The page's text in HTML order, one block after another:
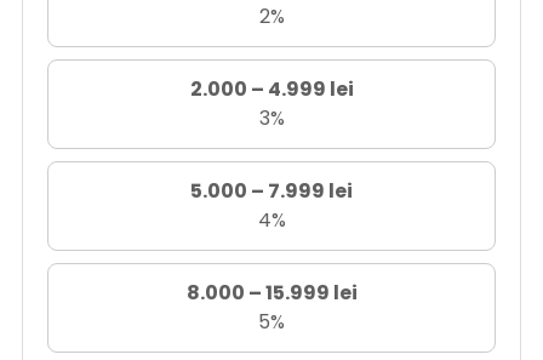
2%
2.000 – 4.999 lei
3%
5.000 – 7.999 lei
4%
8.000 – 15.999 lei
5%